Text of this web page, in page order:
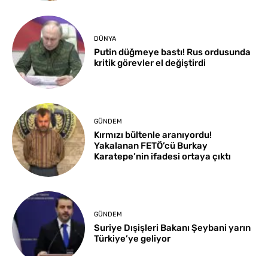
DÜNYA
Putin düğmeye bastı! Rus ordusunda
kritik görevler el değiştirdi
GÜNDEM
Kırmızı bültenle aranıyordu!
Yakalanan FETÖ’cü Burkay
Karatepe’nin ifadesi ortaya çıktı
GÜNDEM
Suriye Dışişleri Bakanı Şeybani yarın
Türkiye’ye geliyor